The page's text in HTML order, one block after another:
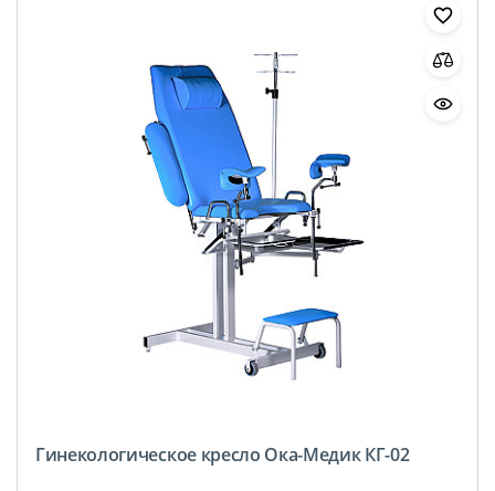
Гинекологическое кресло Ока-Медик КГ-02